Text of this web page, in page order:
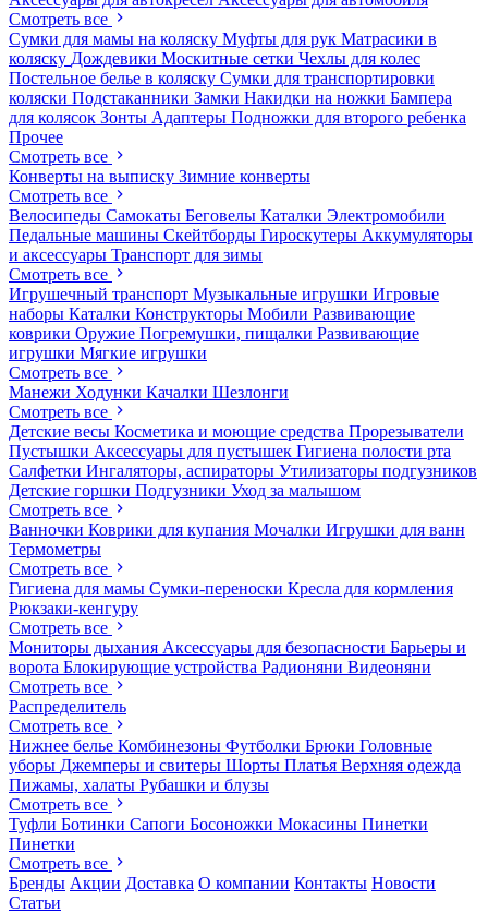
Смотреть все
Сумки для мамы на коляску Муфты для рук Матрасики в
коляску Дождевики Москитные сетки Чехлы для колес
Постельное белье в коляску Сумки для транспортировки
коляски Подстаканники Замки Накидки на ножки Бампера
для колясок Зонты Адаптеры Подножки для второго ребенка
Прочее
Смотреть все
Конверты на выписку Зимние конверты
Смотреть все
Велосипеды Самокаты Беговелы Каталки Электромобили
Педальные машины Скейтборды Гироскутеры Аккумуляторы
и аксессуары Транспорт для зимы
Смотреть все
Игрушечный транспорт Музыкальные игрушки Игровые
наборы Каталки Конструкторы Мобили Развивающие
коврики Оружие Погремушки, пищалки Развивающие
игрушки Мягкие игрушки
Смотреть все
Манежи Ходунки Качалки Шезлонги
Смотреть все
Детские весы Косметика и моющие средства Прорезыватели
Пустышки Аксессуары для пустышек Гигиена полости рта
Салфетки Ингаляторы, аспираторы Утилизаторы подгузников
Детские горшки Подгузники Уход за малышом
Смотреть все
Ванночки Коврики для купания Мочалки Игрушки для ванн
Термометры
Смотреть все
Гигиена для мамы Сумки-переноски Кресла для кормления
Рюкзаки-кенгуру
Смотреть все
Мониторы дыхания Аксессуары для безопасности Барьеры и
ворота Блокирующие устройства Радионяни Видеоняни
Смотреть все
Распределитель
Смотреть все
Нижнее белье Комбинезоны Футболки Брюки Головные
уборы Джемперы и свитеры Шорты Платья Верхняя одежда
Пижамы, халаты Рубашки и блузы
Смотреть все
Туфли Ботинки Сапоги Босоножки Мокасины Пинетки
Пинетки
Смотреть все
Бренды Акции Доставка О компании Контакты Новости
Статьи